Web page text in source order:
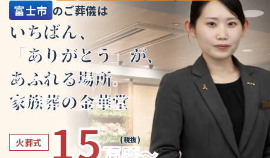
富士市 のご葬儀は
いちばん、
「ありがとう」が、
あふれる場所。
家族葬の金華堂
火葬式 15 (税抜)